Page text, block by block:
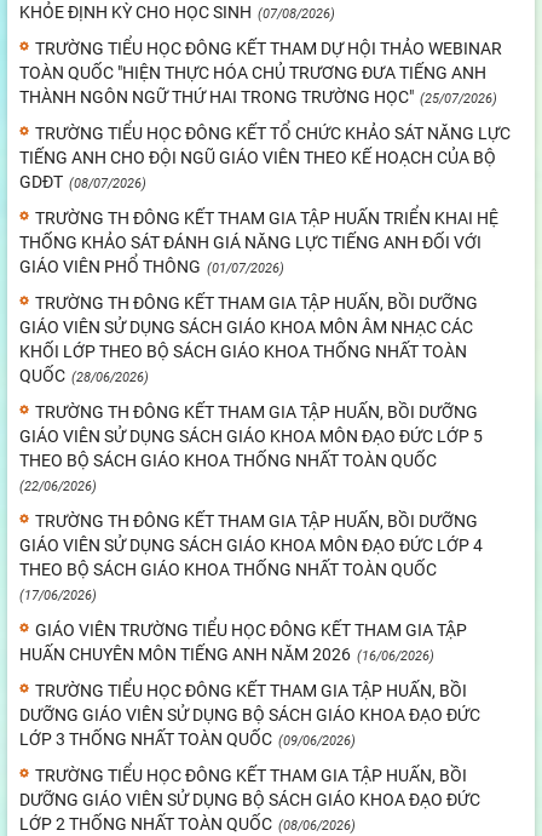
KHỎE ĐỊNH KỲ CHO HỌC SINH (07/08/2026)
TRƯỜNG TIỂU HỌC ĐÔNG KẾT THAM DỰ HỘI THẢO WEBINAR
TOÀN QUỐC "HIỆN THỰC HÓA CHỦ TRƯƠNG ĐƯA TIẾNG ANH
THÀNH NGÔN NGỮ THỨ HAI TRONG TRƯỜNG HỌC" (25/07/2026)
TRƯỜNG TIỂU HỌC ĐÔNG KẾT TỔ CHỨC KHẢO SÁT NĂNG LỰC
TIẾNG ANH CHO ĐỘI NGŨ GIÁO VIÊN THEO KẾ HOẠCH CỦA BỘ
GDĐT (08/07/2026)
TRƯỜNG TH ĐÔNG KẾT THAM GIA TẬP HUẤN TRIỂN KHAI HỆ
THỐNG KHẢO SÁT ĐÁNH GIÁ NĂNG LỰC TIẾNG ANH ĐỐI VỚI
GIÁO VIÊN PHỔ THÔNG (01/07/2026)
TRƯỜNG TH ĐÔNG KẾT THAM GIA TẬP HUẤN, BỒI DƯỠNG
GIÁO VIÊN SỬ DỤNG SÁCH GIÁO KHOA MÔN ÂM NHẠC CÁC
KHỐI LỚP THEO BỘ SÁCH GIÁO KHOA THỐNG NHẤT TOÀN
QUỐC (28/06/2026)
TRƯỜNG TH ĐÔNG KẾT THAM GIA TẬP HUẤN, BỒI DƯỠNG
GIÁO VIÊN SỬ DỤNG SÁCH GIÁO KHOA MÔN ĐẠO ĐỨC LỚP 5
THEO BỘ SÁCH GIÁO KHOA THỐNG NHẤT TOÀN QUỐC
(22/06/2026)
TRƯỜNG TH ĐÔNG KẾT THAM GIA TẬP HUẤN, BỒI DƯỠNG
GIÁO VIÊN SỬ DỤNG SÁCH GIÁO KHOA MÔN ĐẠO ĐỨC LỚP 4
THEO BỘ SÁCH GIÁO KHOA THỐNG NHẤT TOÀN QUỐC
(17/06/2026)
GIÁO VIÊN TRƯỜNG TIỂU HỌC ĐÔNG KẾT THAM GIA TẬP
HUẤN CHUYÊN MÔN TIẾNG ANH NĂM 2026 (16/06/2026)
TRƯỜNG TIỂU HỌC ĐÔNG KẾT THAM GIA TẬP HUẤN, BỒI
DƯỠNG GIÁO VIÊN SỬ DỤNG BỘ SÁCH GIÁO KHOA ĐẠO ĐỨC
LỚP 3 THỐNG NHẤT TOÀN QUỐC (09/06/2026)
TRƯỜNG TIỂU HỌC ĐÔNG KẾT THAM GIA TẬP HUẤN, BỒI
DƯỠNG GIÁO VIÊN SỬ DỤNG BỘ SÁCH GIÁO KHOA ĐẠO ĐỨC
LỚP 2 THỐNG NHẤT TOÀN QUỐC (08/06/2026)